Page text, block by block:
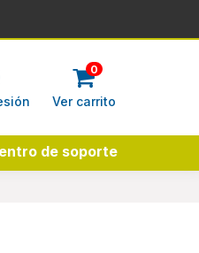
0
Ver carrito
de soporte